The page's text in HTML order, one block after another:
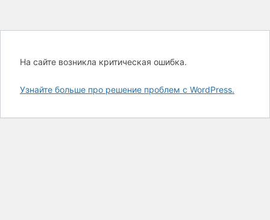
На сайте возникла критическая ошибка.
Узнайте больше про решение проблем с WordPress.